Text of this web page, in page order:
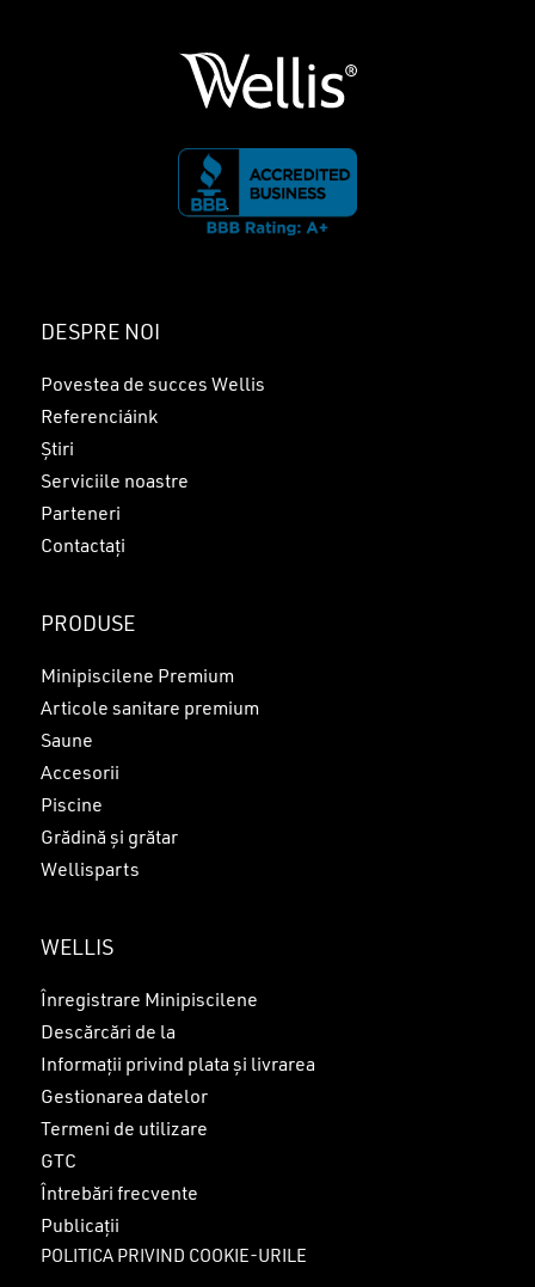
DESPRE NOI
Povestea de succes Wellis
Referenciáink
Știri
Serviciile noastre
Parteneri
Contactați
PRODUSE
Minipiscilene Premium
Articole sanitare premium
Saune
Accesorii
Piscine
Grădină și grătar
Wellisparts
WELLIS
Înregistrare Minipiscilene
Descărcări de la
Informații privind plata și livrarea
Gestionarea datelor
Termeni de utilizare
GTC
Întrebări frecvente
Publicații
POLITICA PRIVIND COOKIE-URILE